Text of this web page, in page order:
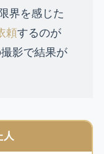
界を感じた
頼するのが
影で結果が
人